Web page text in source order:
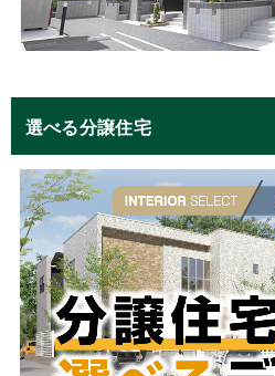
選べる分譲住宅